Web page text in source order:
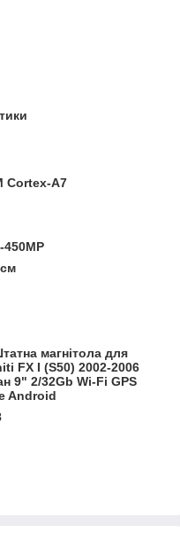
Cortex-A7
450MP
магнітола для
FX I (S50) 2002-2006
9" 2/32Gb Wi-Fi GPS
Android